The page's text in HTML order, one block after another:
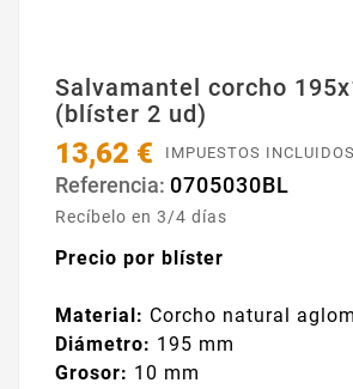
Salvamantel corcho
(blíster 2 ud)
13,62 € IMPUESTOS INCLUIDOS
Referencia: 0705030BL
Recíbelo en 3/4 días
Precio por blíster
Material: Corcho natural
Diámetro: 195 mm
Grosor: 10 mm